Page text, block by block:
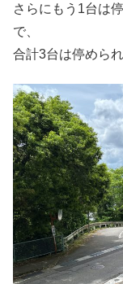
さらにもう1台は
で、
合計3台は停めら